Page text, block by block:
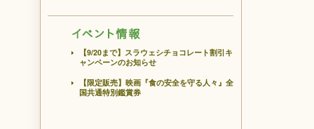
【9/20まで】スラウェシチョコレート割引キ
ャンペーンのお知らせ
【限定販売】映画『食の安全を守る人々』全
国共通特別鑑賞券